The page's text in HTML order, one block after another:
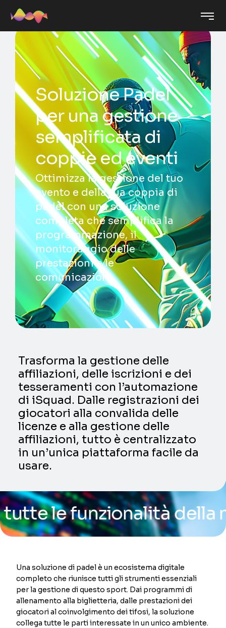
Soluzione Padel
per una gestione
semplificata di
coppie ed eventi
Ottimizza la gestione del tuo
evento e della tua coppia di
padel con una soluzione
completa che semplifica la
programmazione, il
monitoraggio delle
prestazioni e le
comunicazioni.
Trasforma la gestione delle
affiliazioni, delle iscrizioni e dei
tesseramenti con l’automazione
di iSquad. Dalle registrazioni dei
giocatori alla convalida delle
licenze e alla gestione delle
affiliazioni, tutto è centralizzato
in un’unica piattaforma facile da
usare.
funzionalità della
Una soluzione di padel è un ecosistema digitale
completo che riunisce tutti gli strumenti essenziali
per la gestione di questo sport. Dai programmi di
allenamento alla biglietteria, dalle prestazioni dei
giocatori al coinvolgimento dei tifosi, la soluzione
collega tutte le parti interessate in un unico ambiente.